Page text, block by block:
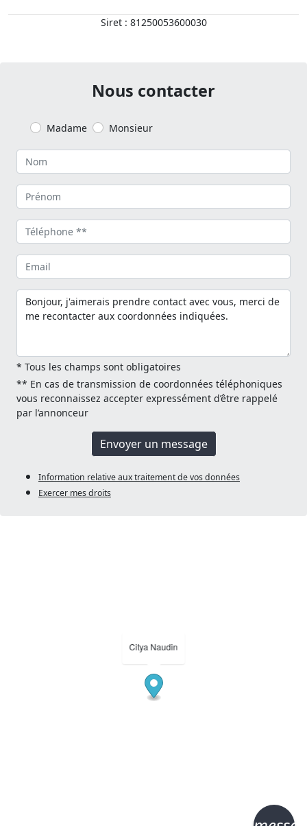
Siret : 81250053600030
Nous contacter
Madame Monsieur
* Tous les champs sont obligatoires
** En cas de transmission de coordonnées téléphoniques
vous reconnaissez accepter expressément d’être rappelé
par l’annonceur
Envoyer un message
Information relative aux traitement de vos données
Exercer mes droits
Citya Naudin